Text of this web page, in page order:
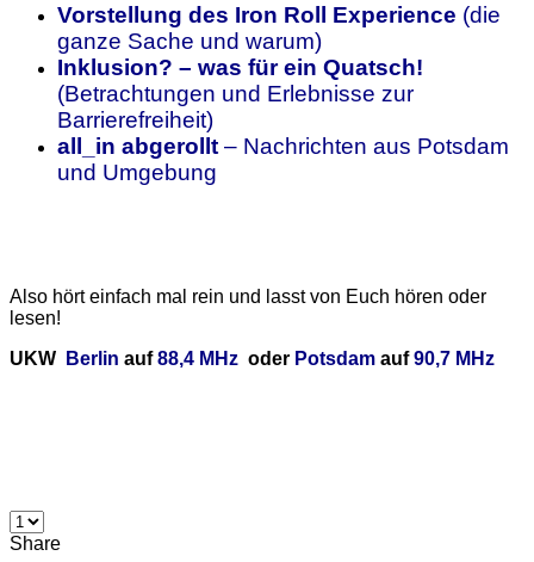
Vorstellung des Iron Roll Experience (die
ganze Sache und warum)
Inklusion? – was für ein Quatsch!
(Betrachtungen und Erlebnisse zur
Barrierefreiheit)
all_in abgerollt – Nachrichten aus Potsdam
und Umgebung
Also hört einfach mal rein und lasst von Euch hören oder
lesen!
U KW Berlin auf88,4 MHz oder Potsdam auf90,7 MHz
Share